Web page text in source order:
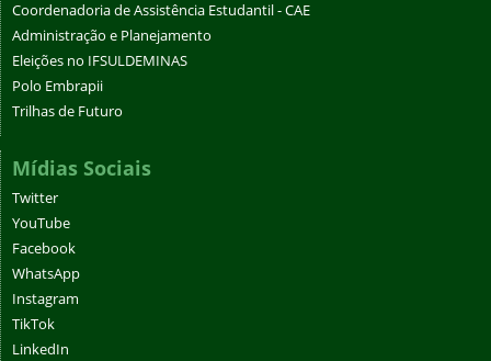
Coordenadoria de Assistência Estudantil - CAE
Administração e Planejamento
Eleições no IFSULDEMINAS
Polo Embrapii
Trilhas de Futuro
Mídias Sociais
Twitter
YouTube
Facebook
WhatsApp
Instagram
TikTok
LinkedIn